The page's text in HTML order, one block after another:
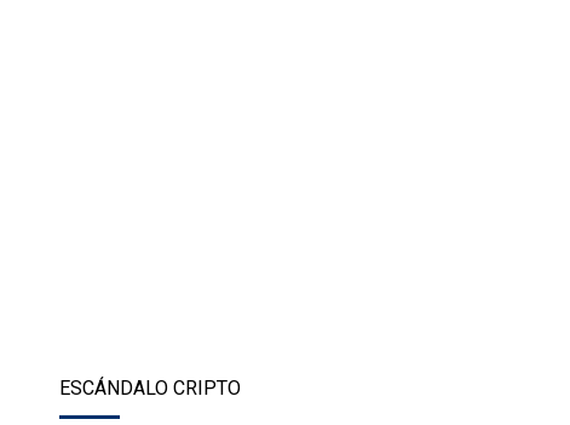
ESCÁNDALO CRIPTO